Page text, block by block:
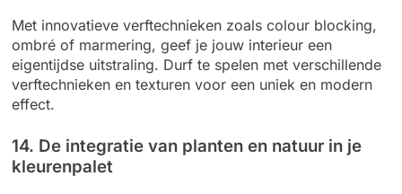
Met innovatieve verftechnieken zoals colour blocking,
ombré of marmering, geef je jouw interieur een
eigentijdse uitstraling. Durf te spelen met verschillende
verftechnieken en texturen voor een uniek en modern
effect.
14. De integratie van planten en natuur in je
kleurenpalet